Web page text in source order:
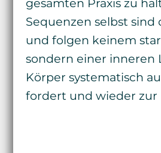
gesamten Praxis zu
Sequenzen selbst sind
und folgen keinem
sondern einer inneren
Körper systematisch
fordert und wieder zur